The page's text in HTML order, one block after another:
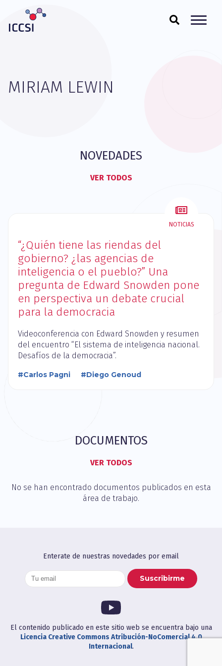
MIRIAM LEWIN
NOVEDADES
VER TODOS
NOTICIAS
“¿Quién tiene las riendas del
gobierno? ¿las agencias de
inteligencia o el pueblo?” Una
pregunta de Edward Snowden pone
en perspectiva un debate crucial
para la democracia
Videoconferencia con Edward Snowden y resumen
del encuentro “El sistema de inteligencia nacional.
Desafíos de la democracia”.
#Carlos Pagni #Diego Genoud
DOCUMENTOS
VER TODOS
No se han encontrado documentos publicados en esta
área de trabajo.
Enterate de nuestras novedades por email
El contenido publicado en este sitio web se encuentra bajo una
Licencia Creative Commons Atribución-NoComercial 4.0
Internacional.